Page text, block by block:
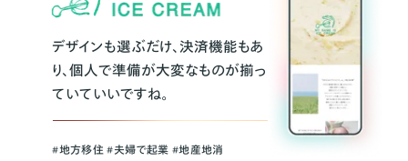
デザインも選ぶだけ、決済機能もあ
り、個人で準備が大変なものが揃っ
ていていいですね。
#地方移住 #夫婦で起業 #地産地消